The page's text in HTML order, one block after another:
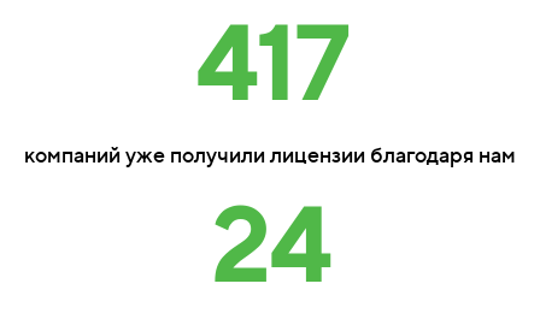
417
компаний уже получили лицензии благодаря нам
24